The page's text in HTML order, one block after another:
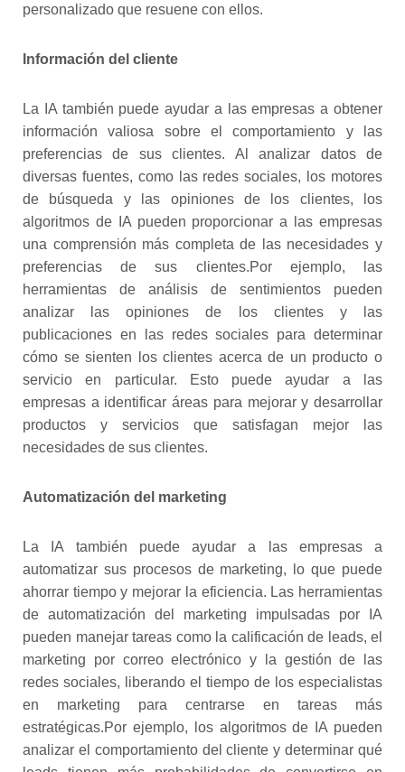
personalizado que resuene con ellos.
Información del cliente
La IA también puede ayudar a las empresas a obtener
información valiosa sobre el comportamiento y las
preferencias de sus clientes. Al analizar datos de
diversas fuentes, como las redes sociales, los motores
de búsqueda y las opiniones de los clientes, los
algoritmos de IA pueden proporcionar a las empresas
una comprensión más completa de las necesidades y
preferencias de sus clientes.Por ejemplo, las
herramientas de análisis de sentimientos pueden
analizar las opiniones de los clientes y las
publicaciones en las redes sociales para determinar
cómo se sienten los clientes acerca de un producto o
servicio en particular. Esto puede ayudar a las
empresas a identificar áreas para mejorar y desarrollar
productos y servicios que satisfagan mejor las
necesidades de sus clientes.
Automatización del marketing
La IA también puede ayudar a las empresas a
automatizar sus procesos de marketing, lo que puede
ahorrar tiempo y mejorar la eficiencia. Las herramientas
de automatización del marketing impulsadas por IA
pueden manejar tareas como la calificación de leads, el
marketing por correo electrónico y la gestión de las
redes sociales, liberando el tiempo de los especialistas
en marketing para centrarse en tareas más
estratégicas.Por ejemplo, los algoritmos de IA pueden
analizar el comportamiento del cliente y determinar qué